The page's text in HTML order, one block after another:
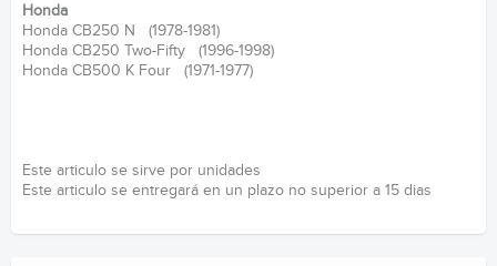
Honda
Honda CB250 N (1978-1981)
Honda CB250 Two-Fifty (1996-1998)
Honda CB500 K Four (1971-1977)
Este articulo se sirve por unidades
Este articulo se entregará en un plazo no superior a 15 dias